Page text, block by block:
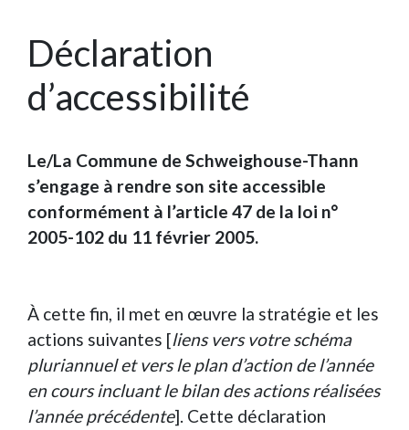
Déclaration
d’accessibilité
Le/La Commune de Schweighouse-Thann
s’engage à rendre son site accessible
conformément à l’article 47 de la loi n°
2005-102 du 11 février 2005.
À cette fin, il met en œuvre la stratégie et les
actions suivantes [liens vers votre schéma
pluriannuel et vers le plan d’action de l’année
en cours incluant le bilan des actions réalisées
l’année précédente]. Cette déclaration